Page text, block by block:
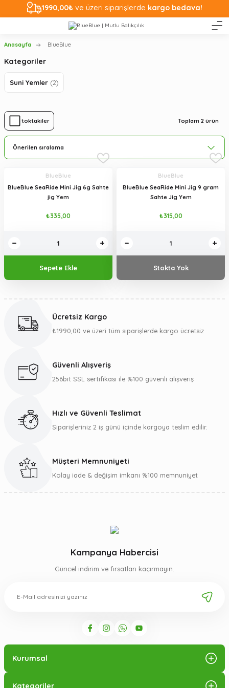
1990,00₺ ve üzeri siparişlerde kargo bedava!
Anasayfa BlueBlue
Kategoriler
Suni Yemler (2)
Stoktakiler Toplam 2 ürün
BlueBlue
BlueBlue SeaRide Mini Jig 6g Sahte
jig Yem
₺335,00
Sepete Ekle
BlueBlue
BlueBlue SeaRide Mini Jig 9 gram
Sahte Jig Yem
₺315,00
Stokta Yok
Ücretsiz Kargo
₺1990,00 ve üzeri tüm siparişlerde kargo ücretsiz
Güvenli Alışveriş
256bit SSL sertifikası ile %100 güvenli alışveriş
Hızlı ve Güvenli Teslimat
Siparişleriniz 2 iş günü içinde kargoya teslim edilir.
Müşteri Memnuniyeti
Kolay iade & değişim imkanı %100 memnuniyet
Kampanya Habercisi
Güncel indirim ve fırsatları kaçırmayın.
Kurumsal
Kategoriler